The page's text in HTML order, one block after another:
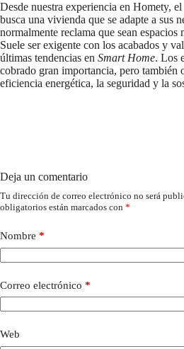
Desde nuestra experiencia en Homety,
busca una vivienda que se adapte a sus
normalmente reclama que sean
Suele ser exigente con los acabados y
últimas tendencias en Smart Home. Los
cobrado gran importancia, pero también
eficiencia energética, la seguridad y la
Deja un comentario
Tu dirección de correo electrónico no será
obligatorios están marcados con *
Nombre *
Correo electrónico *
Web